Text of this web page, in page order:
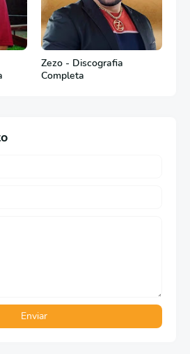
Zezo - Discografia
Completa